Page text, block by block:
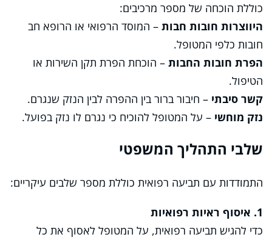
כוללת הוכחה של מספר מרכיבים:
היווצרות חובות חבות – המוסד הרפואי או הרופא חב
חובות כלפי המטופל.
הפרת חובות החבות – הוכחת הפרת תקן השירות או
הטיפול.
קשר סיבתי – חיבור ברור בין ההפרה לבין הנזק שנגרם.
נזק מוחשי – על המטופל להוכיח כי נגרם לו נזק בפועל.
שלבי התהליך המשפטי
התמודדות עם תביעה רפואית כוללת מספר שלבים עיקריים:
1. איסוף ראיות רפואיות
כדי להגיש תביעה רפואית, על המטופל לאסוף את כל